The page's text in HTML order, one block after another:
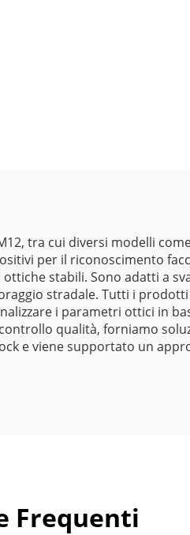
tra cui diversi modelli
per il riconoscimento
stabili. Sono adatti a
stradale. Tutti i
i parametri ottici in
qualità, forniamo
e viene supportato un
Frequenti